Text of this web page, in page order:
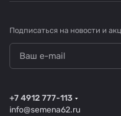
Подписаться на новости и
+7 4912 777-113
info@semena62.ru